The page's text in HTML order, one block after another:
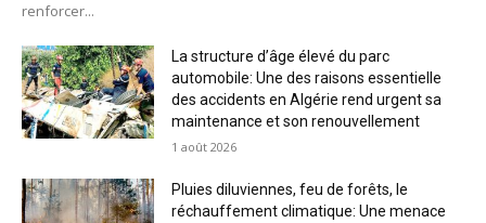
renforcer...
La structure d’âge élevé du parc
automobile: Une des raisons essentielle
des accidents en Algérie rend urgent sa
maintenance et son renouvellement
1 août 2026
Pluies diluviennes, feu de forêts, le
réchauffement climatique: Une menace